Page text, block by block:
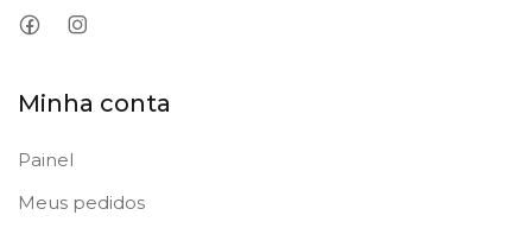
Minha conta
Painel
Meus pedidos